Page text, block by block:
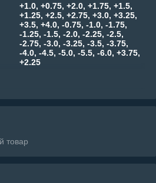
+1.0, +0.75, +2.0, +1.75, +1.5,
+1.25, +2.5, +2.75, +3.0, +3.25,
+3.5, +4.0, -0.75, -1.0, -1.75,
-1.25, -1.5, -2.0, -2.25, -2.5,
-2.75, -3.0, -3.25, -3.5, -3.75,
-4.0, -4.5, -5.0, -5.5, -6.0, +3.75,
+2.25
товар